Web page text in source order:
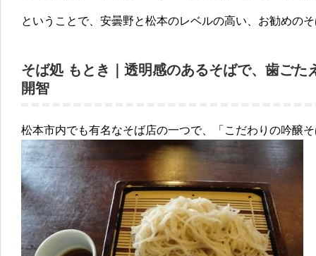
ということで、安曇野と松本のレベルの高い、お勧めの
そば処 もとき｜透明感のあるそばで、歯ごた
開智
松本市内でも有名なそば店の一つで、「こだわりの吟醸